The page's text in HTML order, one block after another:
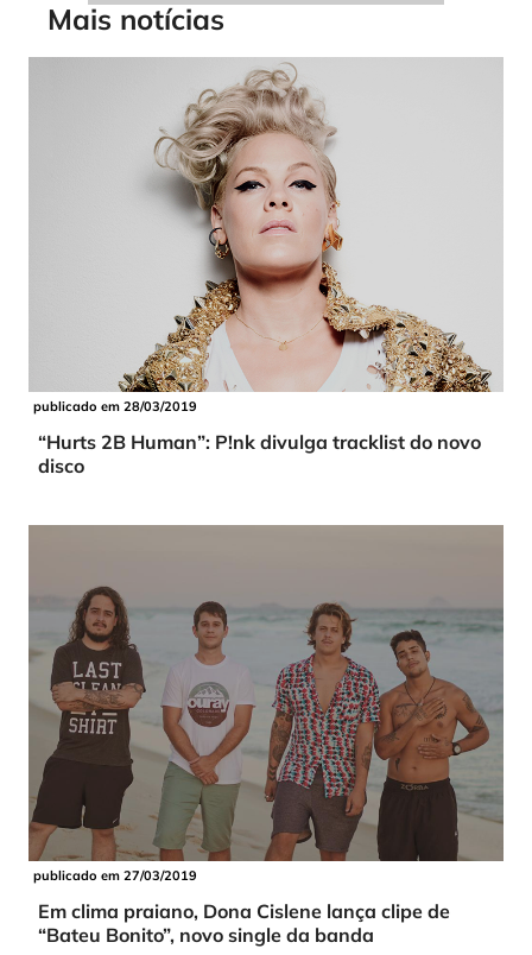
Mais notícias
publicado em 28/03/2019
“Hurts 2B Human”: P!nk divulga tracklist do novo
disco
publicado em 27/03/2019
Em clima praiano, Dona Cislene lança clipe de
“Bateu Bonito”, novo single da banda